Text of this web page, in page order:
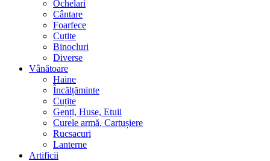
Ochelari
Cântare
Foarfece
Cuțite
Binocluri
Diverse
Vânătoare
Haine
Încălțăminte
Cuțite
Genți, Huse, Etuii
Curele armă, Cartușiere
Rucsacuri
Lanterne
Artificii